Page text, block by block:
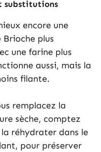
substitutions
encore une
plus
une farine plus
aussi, mais la
filante.
remplacez la
sèche, comptez
la réhydrater dans le
pour préserver